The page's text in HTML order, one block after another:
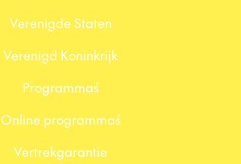
Verenigde Staten
Verenigd Koninkrijk
Programma´s
Online programma´s
Vertrekgarantie